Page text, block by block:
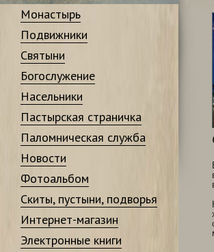
Монастырь
Подвижники
Святыни
Богослужение
Насельники
Пастырская страничка
Паломническая служба
Новости
Фотоальбом
Скиты, пустыни, подворья
Интернет-магазин
Электронные книги